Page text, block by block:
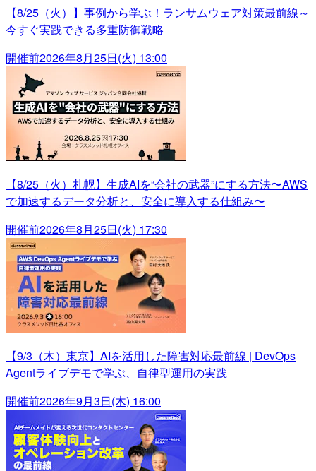
【8/25（火）】事例から学ぶ！ランサムウェア対策最前線～
今すぐ実践できる多重防御戦略
開催前2026年8月25日(火) 13:00
【8/25（火）札幌】生成AIを“会社の武器”にする方法〜AWS
で加速するデータ分析と、安全に導入する仕組み〜
開催前2026年8月25日(火) 17:30
【9/3（木）東京】AIを活用した障害対応最前線 | DevOps
Agentライブデモで学ぶ、自律型運用の実践
開催前2026年9月3日(木) 16:00